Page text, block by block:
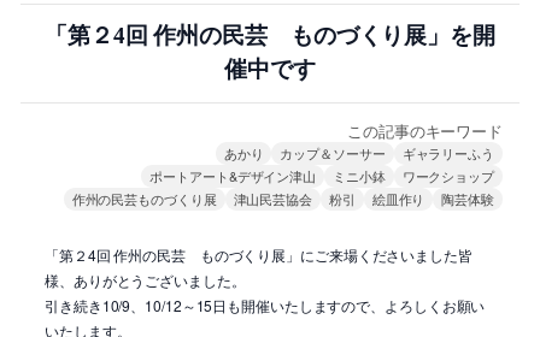
「第２4回 作州の民芸 ものづくり展」を開
催中です
この記事のキーワード
あかり カップ＆ソーサー
ギャラリーふう
ポートアート&デザイン津山
ミニ小鉢
ワークショップ
作州の民芸ものづくり展
津山民芸協会 粉引 絵皿作り 陶芸体験
「第２4回 作州の民芸 ものづくり展」にご来場くださいました皆
様、ありがとうございました。
引き続き10/9、10/12～15日も開催いたしますので、よろしくお願い
いたします。